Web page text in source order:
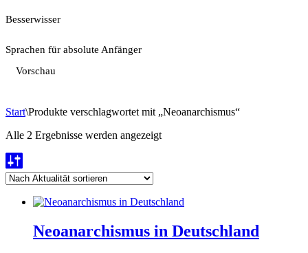
Besserwisser
Sprachen für absolute Anfänger
Vorschau
Start\Produkte verschlagwortet mit „Neoanarchismus“
Alle 2 Ergebnisse werden angezeigtNach
Neoanarchismus in Deutschland